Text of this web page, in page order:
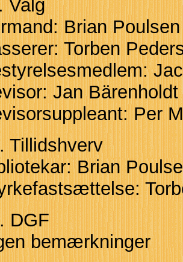
Valg
Brian
Torben
Jan Bärenholdt
Per
Tillidshverv
Brian
DGF
bemærkninger